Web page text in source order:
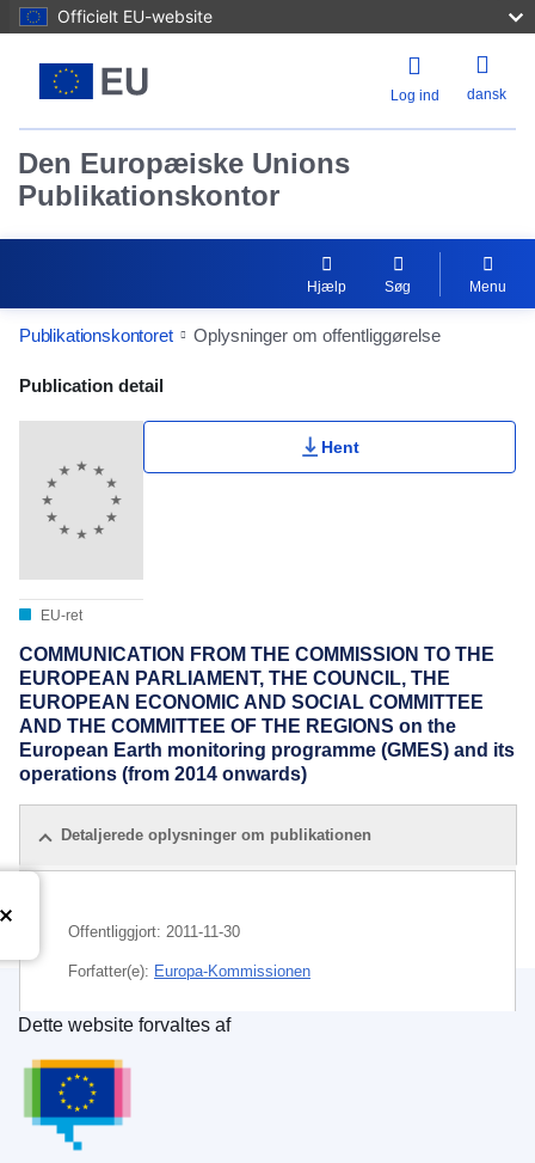
Officielt EU-website
Log ind dansk
Den Europæiske Unions
Publikationskontor
Hjælp Søg Menu
Publikationskontoret Oplysninger om offentliggørelse
Publication Detail Actions Portlet
Publication detail
EU-ret
Hent
COMMUNICATION FROM THE COMMISSION TO THE
EUROPEAN PARLIAMENT, THE COUNCIL, THE
EUROPEAN ECONOMIC AND SOCIAL COMMITTEE
AND THE COMMITTEE OF THE REGIONS on the
European Earth monitoring programme (GMES) and its
operations (from 2014 onwards)
Detaljerede oplysninger om publikationen
Offentliggjort: 2011-11-30
Forfatter(e): Europa-Kommissionen
Emne:Den Europæiske Rumorganisation
rumforskning
CELEX : 52011DC0831
Den Europæiske Unions Publikationskontor
Dette website forvaltes af